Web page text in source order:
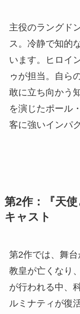
主役のラングド
ス。冷静で知的
います。ヒロイ
ゥが担当。自ら
敢に立ち向かう
を演じたポール
客に強いインパ
第2作：『天
キャスト
第2作では、舞台
教皇が亡くなり
が行われる中、
ルミナティが復